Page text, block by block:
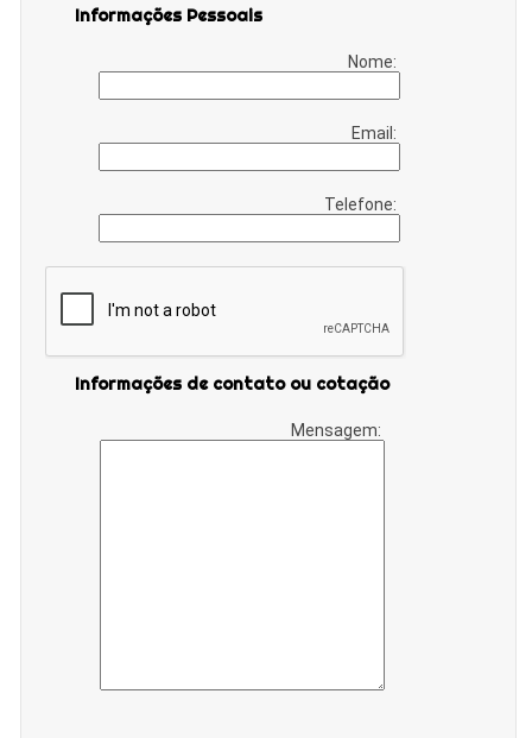
Informações Pessoais
Nome:
Email:
Telefone:
Informações de contato ou cotação
Mensagem: